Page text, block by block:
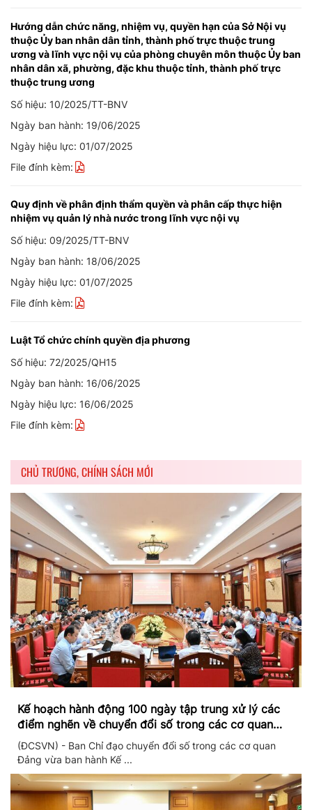
Hướng dẫn chức năng, nhiệm vụ, quyền hạn của Sở Nội vụ
thuộc Ủy ban nhân dân tỉnh, thành phố trực thuộc trung
ương và lĩnh vực nội vụ của phòng chuyên môn thuộc Ủy ban
nhân dân xã, phường, đặc khu thuộc tỉnh, thành phố trực
thuộc trung ương
Số hiệu: 10/2025/TT-BNV
Ngày ban hành: 19/06/2025
Ngày hiệu lực: 01/07/2025
File đính kèm:
Quy định về phân định thẩm quyền và phân cấp thực hiện
nhiệm vụ quản lý nhà nước trong lĩnh vực nội vụ
Số hiệu: 09/2025/TT-BNV
Ngày ban hành: 18/06/2025
Ngày hiệu lực: 01/07/2025
File đính kèm:
Luật Tổ chức chính quyền địa phương
Số hiệu: 72/2025/QH15
Ngày ban hành: 16/06/2025
Ngày hiệu lực: 16/06/2025
File đính kèm:
CHỦ TRƯƠNG, CHÍNH SÁCH MỚI
Kế hoạch hành động 100 ngày tập trung xử lý các
điểm nghẽn về chuyển đổi số trong các cơ quan
Đảng
(ĐCSVN) - Ban Chỉ đạo chuyển đổi số trong các cơ quan
Đảng vừa ban hành Kế ...